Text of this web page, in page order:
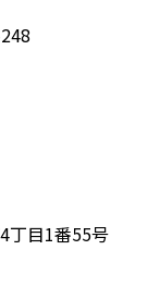
丁目1番55号